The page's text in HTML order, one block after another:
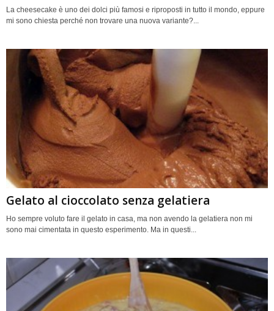
La cheesecake è uno dei dolci più famosi e riproposti in tutto il mondo, eppure
mi sono chiesta perché non trovare una nuova variante?...
Gelato al cioccolato senza gelatiera
Ho sempre voluto fare il gelato in casa, ma non avendo la gelatiera non mi
sono mai cimentata in questo esperimento. Ma in questi...